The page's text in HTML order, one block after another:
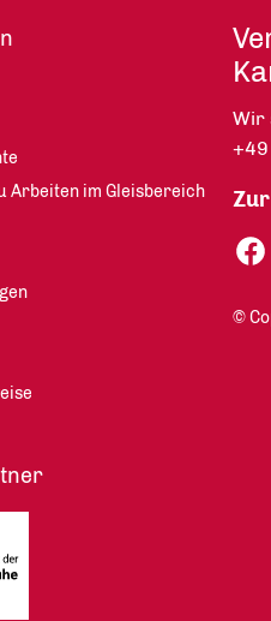
Arbeiten im Gleisbereich
Wir
©